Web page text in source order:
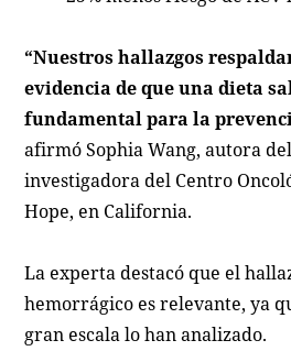
“Nuestros hallazgos
evidencia de que una dieta
fundamental para la
afirmó Sophia Wang, autora
investigadora del Centro
Hope, en California.
La experta destacó que el
hemorrágico es relevante, ya
gran escala lo han analizado.